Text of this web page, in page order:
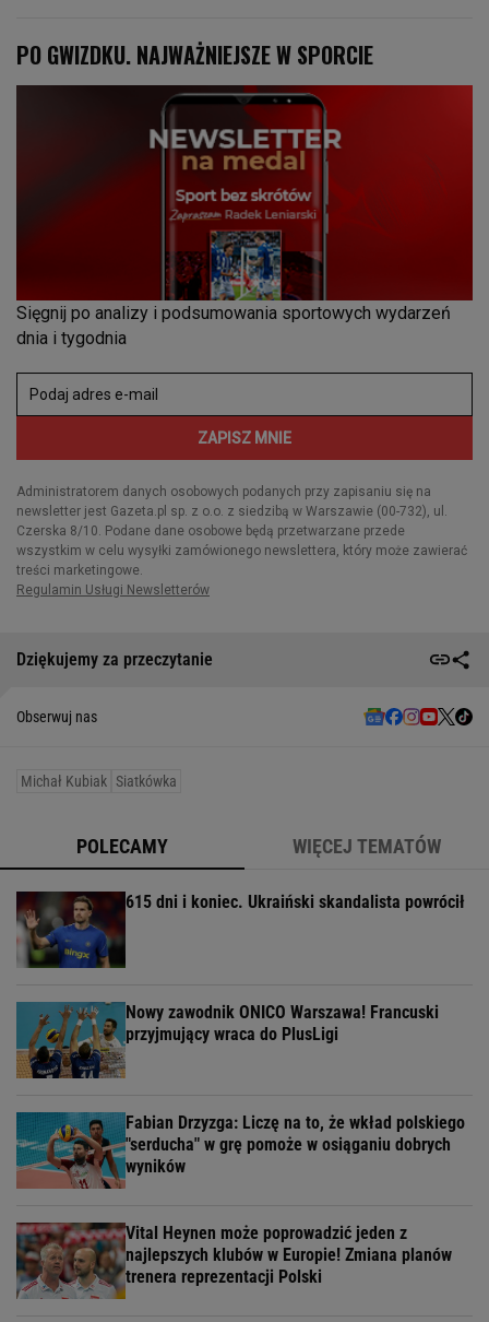
Dziękujemy za przeczytanie
Obserwuj nas
Michał Kubiak Siatkówka
POLECAMY WIĘCEJ TEMATÓW
615 dni i koniec. Ukraiński skandalista powrócił
Nowy zawodnik ONICO Warszawa! Francuski
przyjmujący wraca do PlusLigi
Fabian Drzyzga: Liczę na to, że wkład polskiego
"serducha" w grę pomoże w osiąganiu dobrych
wyników
Vital Heynen może poprowadzić jeden z
najlepszych klubów w Europie! Zmiana planów
trenera reprezentacji Polski